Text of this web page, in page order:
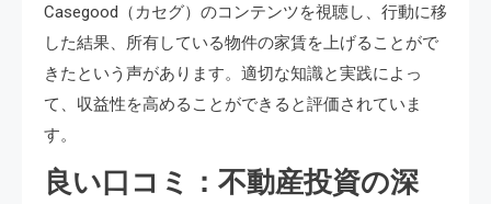
Casegood（カセグ）のコンテンツを視聴し、行動に移
した結果、所有している物件の家賃を上げることがで
きたという声があります。適切な知識と実践によっ
て、収益性を高めることができると評価されていま
す。
良い口コミ：不動産投資の深